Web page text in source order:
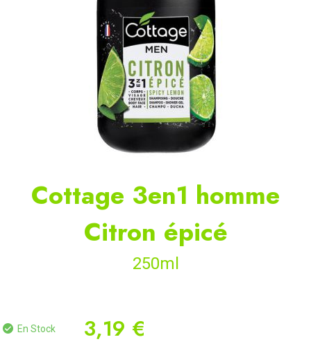
Cottage 3en1 homme
Citron épicé
250ml
En Stock 3,19 €